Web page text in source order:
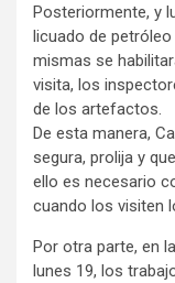
Posteriormente, y
licuado de petróleo
mismas se
visita, los
de los artefactos.
De esta manera,
segura, prolija y
ello es necesario
cuando los visiten
Por otra parte, en
lunes 19, los